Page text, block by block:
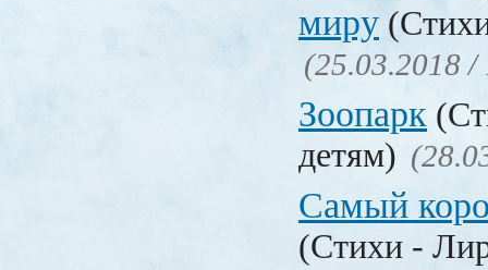
миру
(25.03.2018 /
Зоопарк
детям)
Самый
(Стихи -